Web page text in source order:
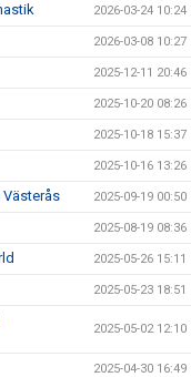
2026-03-24 10:24
2026-03-08 10:27
2025-12-11 20:46
2025-10-20 08:26
2025-10-18 15:37
2025-10-16 13:26
2025-09-19 00:50
2025-08-19 08:36
2025-05-26 15:11
2025-05-23 18:51
2025-05-02 12:10
2025-04-30 16:49